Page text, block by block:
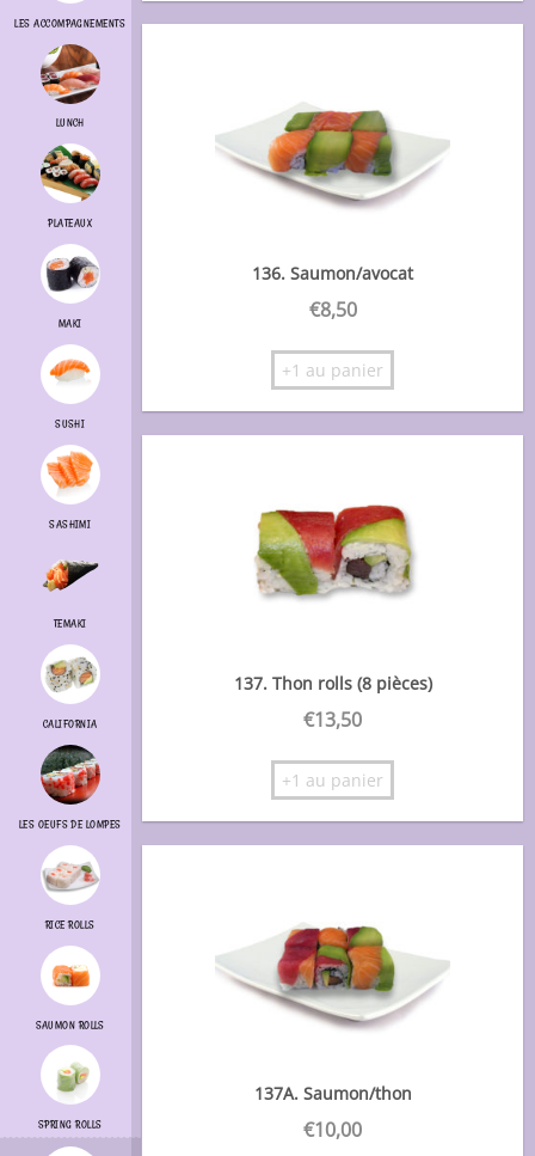
LES ACCOMPAGNEMENTS
LUNCH
PLATEAUX
MAKI
SUSHI
SASHIMI
TEMAKI
CALIFORNIA
LES OEUFS DE LOMPES
RICE ROLLS
SAUMON ROLLS
SPRING ROLLS
136. Saumon/avocat
€8,50
+1 au panier
137. Thon rolls (8 pièces)
€13,50
+1 au panier
137A. Saumon/thon
€10,00